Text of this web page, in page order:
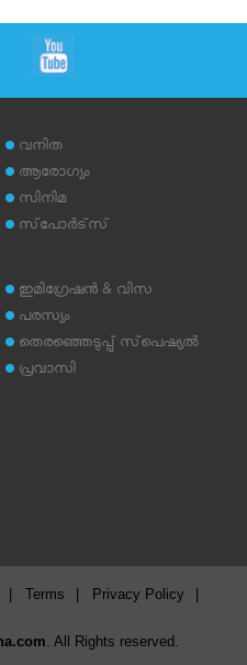
വനിത
ആരോഗ്യം
സിനിമ
സ്‌പോര്‍ട്‌സ്
ഇമിഗ്രേഷന്‍ & വിസ
പരസ്യം
തെരഞ്ഞെടുപ്പ് സ്‌പെഷ്യല്‍
പ്രവാസി
Terms Privacy Policy
. All Rights reserved.